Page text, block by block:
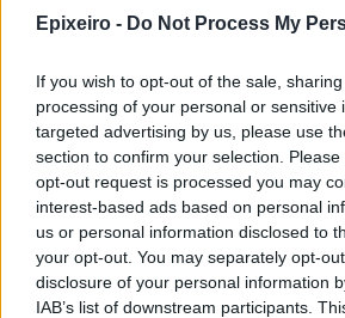
Epixeiro - Do Not Process My
If you wish to opt-out of the sale,
processing of your personal or sensitive
targeted advertising by us, please use
section to confirm your selection.
opt-out request is processed you may
interest-based ads based on personal
us or personal information disclosed to
your opt-out. You may separately opt-
disclosure of your personal information
IAB’s list of downstream participants.
Olympic Yacht
yachting δίνει
Λαύριο, το
Οκτωβρίου 2026
30/07/26|16:34
ENTERPRISE
ΣΕΠΕΕ ένωσαν
προώθηση των
ένδυσης –
30/07/26|13:16